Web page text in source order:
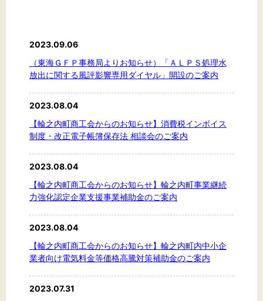
商工会からのお知らせ
お問い合わせ
2023.09.06
（東海ＧＦＰ事務局よりお知らせ）「ＡＬＰＳ処理水
放出に関する風評影響専用ダイヤル」開設のご案内
2023.08.04
【輪之内町商工会からのお知らせ】消費税インボイス
制度・改正電子帳簿保存法 相談会のご案内
2023.08.04
【輪之内町商工会からのお知らせ】輪之内町事業継続
力強化認定企業支援事業補助金のご案内
2023.08.04
【輪之内町商工会からのお知らせ】輪之内町内中小企
業者向け電気料金等価格高騰対策補助金のご案内
2023.07.31